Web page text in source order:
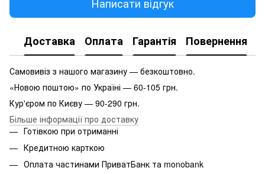
Доставка Оплата Гарантія Повернення
Самовивіз з нашого магазину — безкоштовно.
«Новою поштою» по Україні — 60-105 грн.
Кур'єром по Києву — 90-290 грн.
Більше інформації про доставку
Готівкою при отриманні
Кредитною карткою
Оплата частинами ПриватБанк та monobank